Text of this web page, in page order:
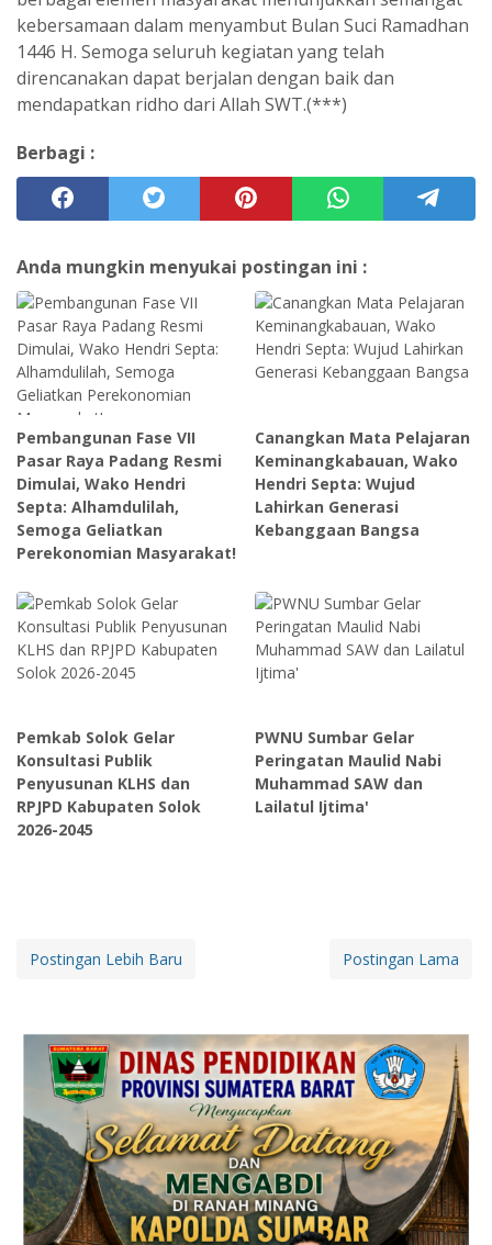
kebersamaan dalam menyambut Bulan Suci Ramadhan
1446 H. Semoga seluruh kegiatan yang telah
direncanakan dapat berjalan dengan baik dan
mendapatkan ridho dari Allah SWT.(***)
Berbagi :
Anda mungkin menyukai postingan ini :
Pembangunan Fase VII
Pasar Raya Padang Resmi
Dimulai, Wako Hendri
Septa: Alhamdulilah,
Semoga Geliatkan
Perekonomian Masyarakat!
Canangkan Mata Pelajaran
Keminangkabauan, Wako
Hendri Septa: Wujud
Lahirkan Generasi
Kebanggaan Bangsa
Pemkab Solok Gelar
Konsultasi Publik
Penyusunan KLHS dan
RPJPD Kabupaten Solok
2026-2045
PWNU Sumbar Gelar
Peringatan Maulid Nabi
Muhammad SAW dan
Lailatul Ijtima'
Postingan Lebih Baru Postingan Lama